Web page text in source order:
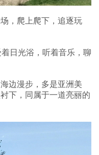
，爬上爬下，追逐玩
日光浴，听着音乐，聊
边漫步，多是亚洲美
下，同属于一道亮丽的